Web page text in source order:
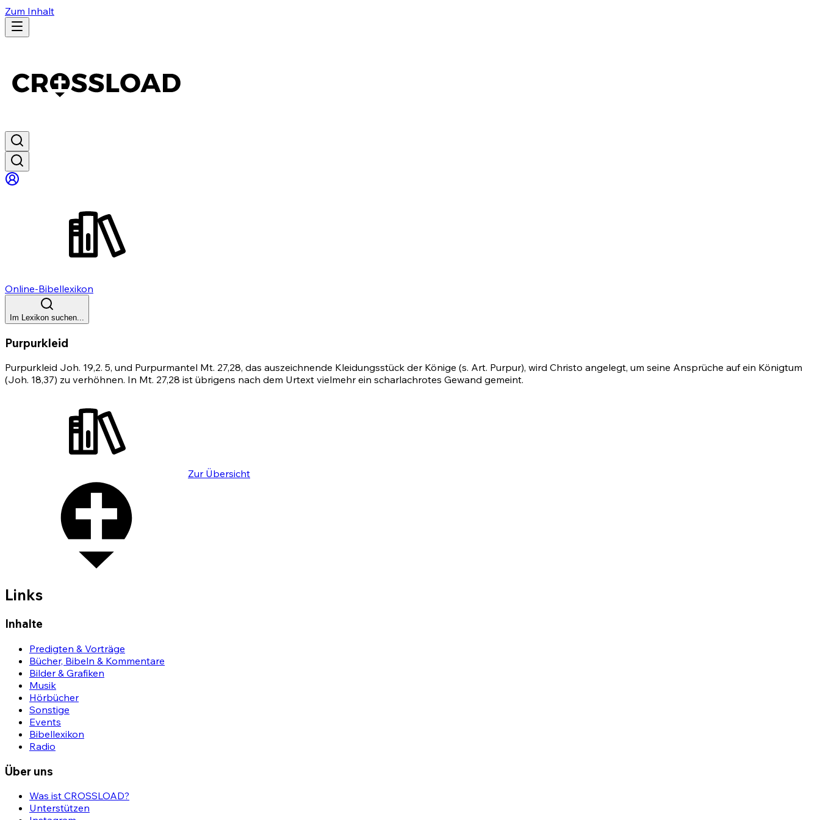
Zum Inhalt
Online-Bibellexikon
Im Lexikon suchen...
Purpurkleid
Purpurkleid Joh. 19,2. 5, und Purpurmantel Mt. 27,28, das auszeichnende Kleidungsstück der Könige (s. Art. Purpur), wird Christo angelegt, um seine Ansprüche auf ein Königtum
(Joh. 18,37) zu verhöhnen. In Mt. 27,28 ist übrigens nach dem Urtext vielmehr ein scharlachrotes Gewand gemeint.
Zur Übersicht
Links
Inhalte
Predigten & Vorträge
Bücher, Bibeln & Kommentare
Bilder & Grafiken
Musik
Hörbücher
Sonstige
Events
Bibellexikon
Radio
Über uns
Was ist CROSSLOAD?
Unterstützen